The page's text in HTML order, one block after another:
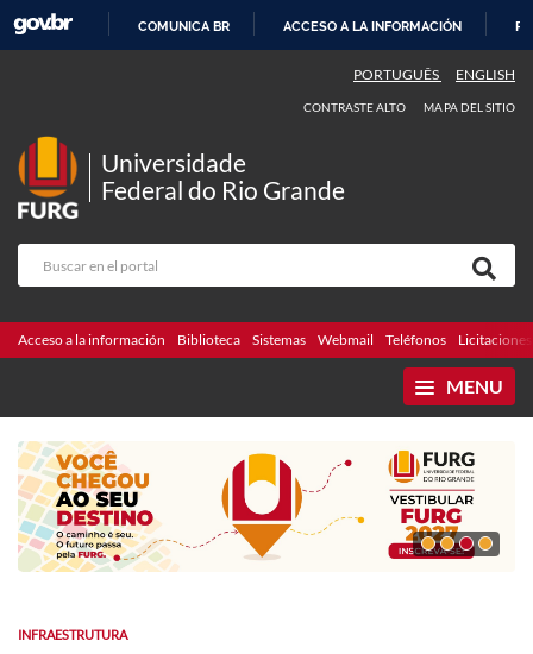
CONTENIDO
COMUNICA BR ACCESO A LA INFORMACIÓN
PORTUGUÊS ENGLISH
CONTRASTE ALTO MAPA DEL SITIO
Universidade
Federal do Rio Grande
Acceso a la información Biblioteca Sistemas Webmail Teléfonos Licitaciones
MENU
INFRAESTRUTURA